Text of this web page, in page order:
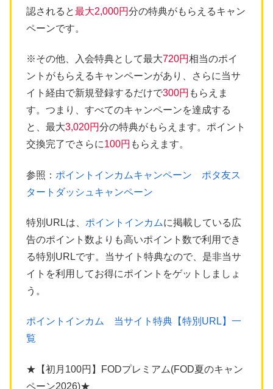
認されると最大2,000円分の特典がもらえるキャン
ペーンです。
※その他、入会特典として最大720円相当のポイ
ントがもらえるキャンペーンがあり、さらに当サ
イト経由で新規登録するだけで300円 もらえま
す。つまり、すべてのキャンペーンを達成する
と、最大3,020円分の特典がもらえます。ポイント
交換完了でさらに100円 もらえます。
参照： ポイントインカムキャンペーン ポタ友ス
タートダッシュキャンペーン
特別URLは、 ポイントインカムに掲載している広
告のポイント数よりも高いポイント数で利用でき
る特別URLです。当サイト特典なので、是非当サ
イトを利用してお得にポイントをゲットしましょ
う。
ポイントインカム 当サイト特典【特別URL】一
覧
★【初月100円】FODプレミアム(FOD夏のキャン
ペーン2026)★